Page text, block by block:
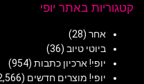
קטגוריות באתר יופי
אחר (28)
ביוטי טיוב (36)
יופי! ארכיון כתבות (954)
יופי! מוצרים חדשים (2,566)